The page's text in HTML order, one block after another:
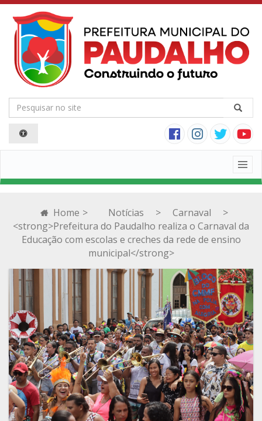
Home > Notícias > Carnaval
>
<strong>Prefeitura do Paudalho realiza o Carnaval da
Educação com escolas e creches da rede de ensino
municipal</strong>